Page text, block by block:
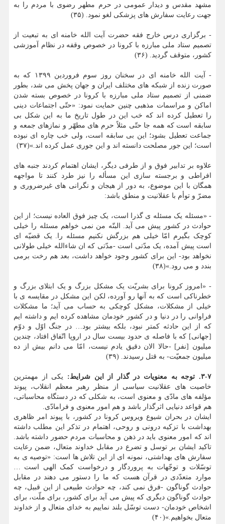
مشهد مقدس و دیدار عمومی در حرم مطهر رضوی با مردم را به
جهت رعایت سفارش های پزشکی لغو نمود. (۳۵)
- برگزاری درس خارج فقه حضرت آیت الله خامنه ای به تبعیت از
تصمیم ستاد ملی مبارزه با کرونا در خصوص وقفه در نظام آموزشی
کشور، متوقف گردید. (۳۶)
- آیت الله خامنه ای در سخنان روز سوم فروردین ۱۳۹۹ که به
صورت زنده از شبکه های مختلف ایران و جهان پخش می شد، بطور
ضمنی از تصمیم ستاد ملی مبارزه با کرونا در خصوص بسته شدن
اماکن و مراسمات مذهبی چنین حمایت نمود: «حتّی اجتماعات دینی
را تعطیل کرده اند که خب این در طول تاریخ ما به این شکل بی
سابقه است که همه جا حتّی مثلاً حرم های مطهّر و نمازهای جمعه و
جماعت تعطیل بشود؛ این بی سابقه است، ولی خب چاره ای نبوده
است؛ این جور مصلحت دانسته اند و این جوری عمل کرده اند.»(۳۷)
علاوه بر تدابیر فوق و از طرفی دیگر، ایشان اهتمام کردند جنبه های
افراطی و برجسته سازی این مسأله را نیز طرد کنند تا مواجهه
همگان با این موضوع، به دور از هیجان و نگرانی های غیرضروری و
مضرّ و توأم با عقلانیت و منطق باشد:
- «مسئله یک مسئله ی گذرا است، یک چیز فوق العاده نیست؛ از این
حوادث در کشور پیش می آید. البتّه من نمی خواهم مسئله را خیلی
کوچک بگیرم امّا خیلی هم بزرگش نکنیم مسئله را. یک قضیّه ای
است پیش آمده، یک مدّتی است -مدّتی که ان شاءالله خیلی طولانی
نخواهد بود- این برای کشور وجود خواهد داشت، بعد هم رخت برمی
بندد و می رود.»(۳۸)
- «امروز کرونا برای بشریّت یک مشکل بزرگ و یک ابتلای بزرگ و
خطرناکی است که به آنها رو آورده، لکن این مشکل در مقایسه ی با
خیلی از مشکلات، مشکل کوچکی به حساب می آید؛ ما مشکلات
فراوانی را در دنیا و در کشور خودمان مشاهده کرده ایم و داشته ایم
که از این حادثه کمتر نبود، بلکه بیشتر بود… در جنگ اوّل و دوّم
[جهانی] که با فاصله ی حدود بیست سال در اروپا اتّفاق افتاد، چندین
میلیون [نفر] -حالا الان دقیق یادم نیست، امّا می دانم بیش از ده
میلیون جمعیّت- به قتل رسیدند. (۳۹)
۳-۷. توجه به معنویات در گذار از این شرایط : یکی از مهمترین
خاصیت های عقلانیت سیاسی از منظر رهبر معظم انقلاب، پیوند
مؤلفه های مادّی و معنوی است، به شکلی که در دستگاه محاسباتی،
هم قواعد دنیایی اثرگذار باشد و هم امور معنوی و فرامادّی.
ایشان در بحران شیوع ویروس کرونا در کشور، با پیوند امر ظاهری
بهداشت با تزکیه درونی و روحی، اهتمام در تذکر این مطلب داشته
اند که امور معنوی باید در ذهن و محاسبات مردم حضور داشته باشد.
تاکید ایشان بر توسل و تضرع در مقابل خداوند متعال، ضمن رعایت
سفارش های بهداشتی، نمونه ای از این تلاش ها است: «توصیه ی به
توسّلات و توجّهات به پروردگار و درخواست کمک الهی است …
موارد متعدّدی در قرآن هست که ما را دستور می دهند در مقابل
حوادث گوناگون -فرق نمی کند، چه حوادث طبیعی از این قبیل، چه
حوادث گوناگون دیگری که پیش می آید برای کشور، برای ملّت، برای
اشخاص خودمان- دست توسّل بلند نماییم به خدای متعال و از خداوند
متعال بخواهیم.»(۴۰)